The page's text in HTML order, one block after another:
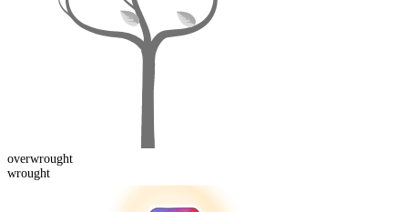
overwrought
wrought